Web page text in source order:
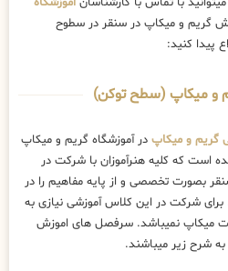
گریم و میکاپ در سنقر در سطوح
پیدا کنید:
گریم و میکاپ (سطح توکن)
و میکاپ در آموزشگاه گریم و میکاپ
است که کلیه هنرآموزان با شرکت در
بصورت تخصصی و از پایه مفاهیم را در
شرکت در این کلاس آموزشی نیازی به
میکاپ نمیباشد. سرفصل های اموزش
شرح زیر میباشند.